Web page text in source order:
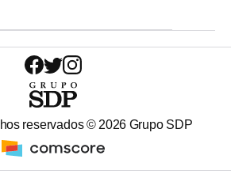
reservados ©2026 Grupo SDP